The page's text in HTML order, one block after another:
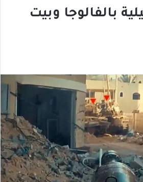
بالفالوجا وبيت